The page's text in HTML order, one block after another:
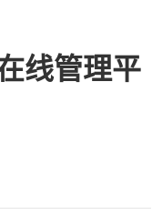
线管理平